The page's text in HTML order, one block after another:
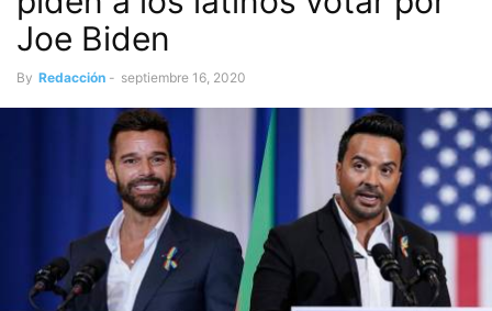
Joe Biden
By Redacción - septiembre 16, 2020